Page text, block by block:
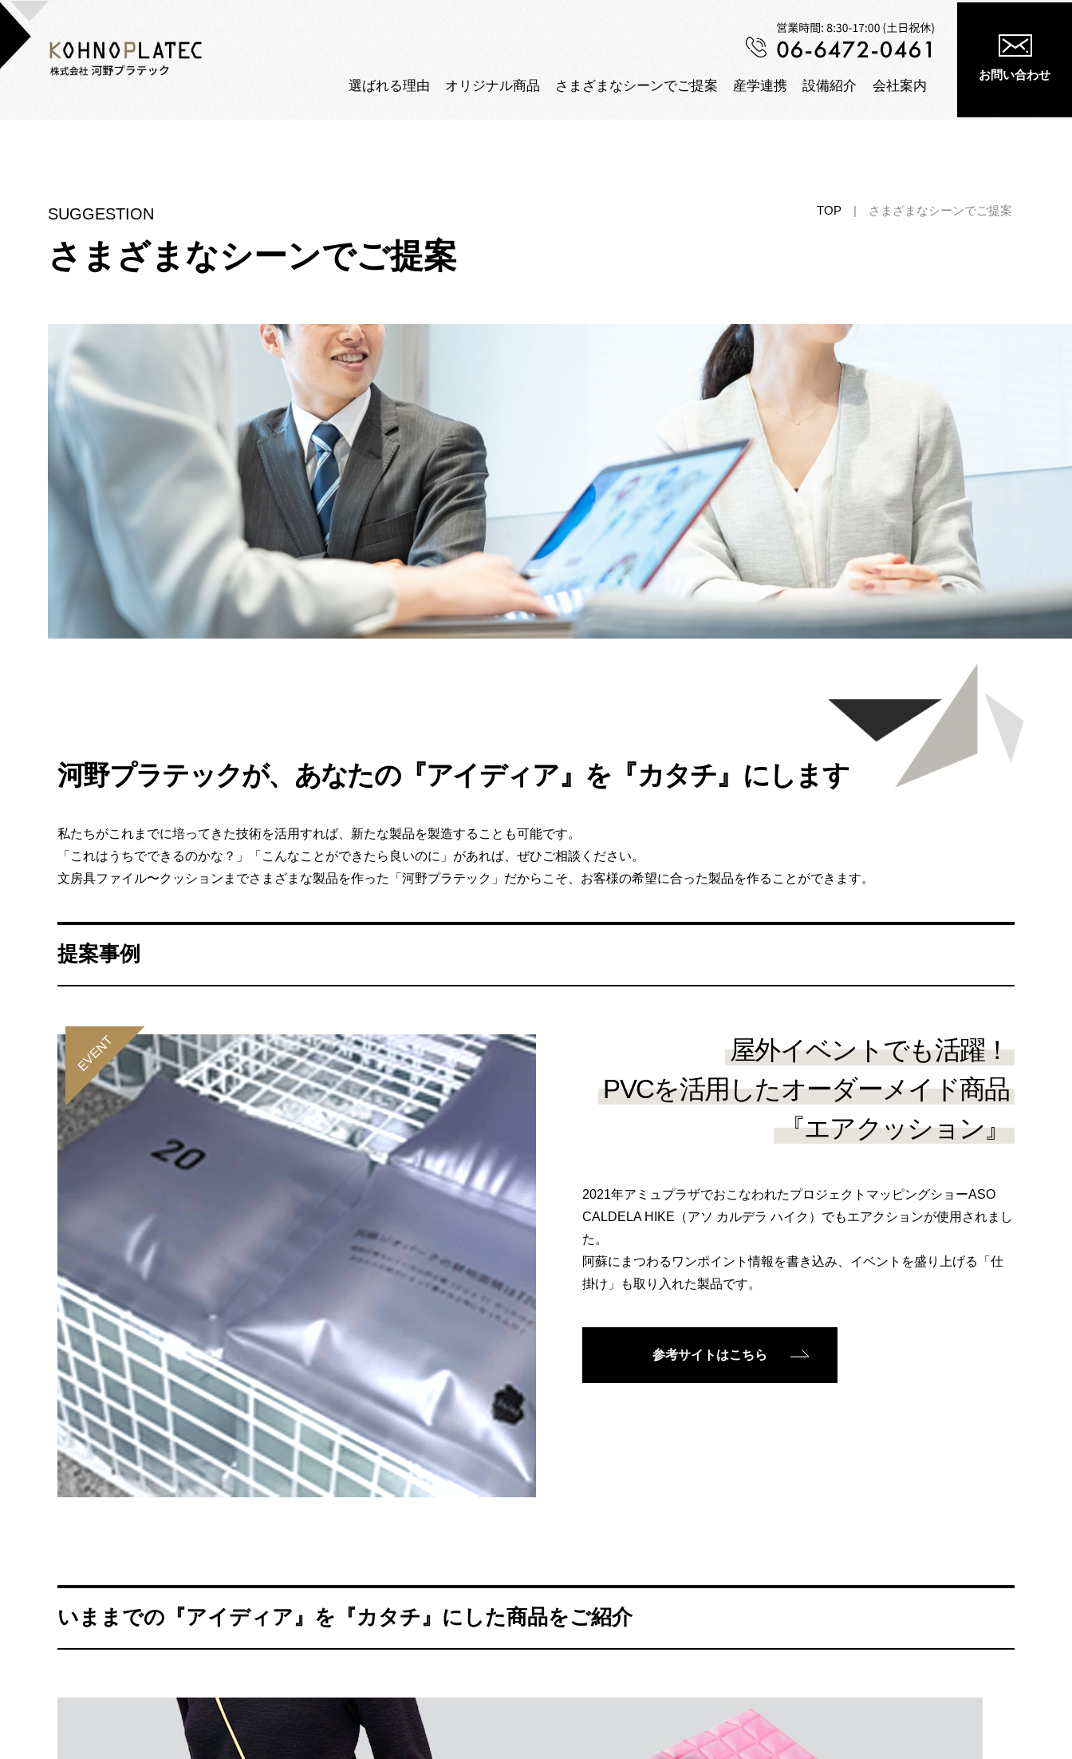
選ばれる理由 オリジナル商品 さまざまなシーンでご提案 産学連携 設備紹介 会社案内
お問い合わせ
SUGGESTION
さまざまなシーンでご提案
TOP | さまざまなシーンでご提案
河野プラテックが、あなたの『アイディア』を『カタチ』にします
私たちがこれまでに培ってきた技術を活用すれば、新たな製品を製造することも可能です。
「これはうちでできるのかな？」「こんなことができたら良いのに」があれば、ぜひご相談ください。
文房具ファイル〜クッションまでさまざまな製品を作った「河野プラテック」だからこそ、お客様の希望に合った製品を作ることができます。
SUG GESTION
提案事例
EVENT
屋外イベントでも活躍！
PVCを活用したオーダーメイド商品
『エアクッション』
2021年アミュプラザでおこなわれたプロジェクトマッピングショーASO
CALDELA HIKE（アソ カルデラ ハイク）でもエアクションが使用されまし
た。
阿蘇にまつわるワンポイント情報を書き込み、イベントを盛り上げる「仕
掛け」も取り入れた製品です。
参考サイトはこちら
いままでの『アイディア』を『カタチ』にした商品をご紹介